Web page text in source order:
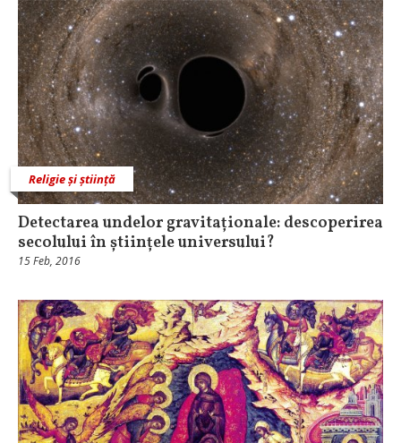
Religie și știință
Detectarea undelor gravitaționale: descoperirea
secolului în științele universului?
15 Feb, 2016